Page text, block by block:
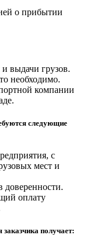
о прибытии
выдачи грузов.
необходимо.
компании
следующие
с
мест и
доверенности.
оплату
заказчика получает: